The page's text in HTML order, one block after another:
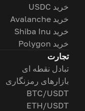
خرید USDC
خرید Avalanche
خرید Shiba Inu
خرید Polygon
تجارت
تبادل نقطه ای
بازارهای رمزنگاری
BTC/USDT
ETH/USDT